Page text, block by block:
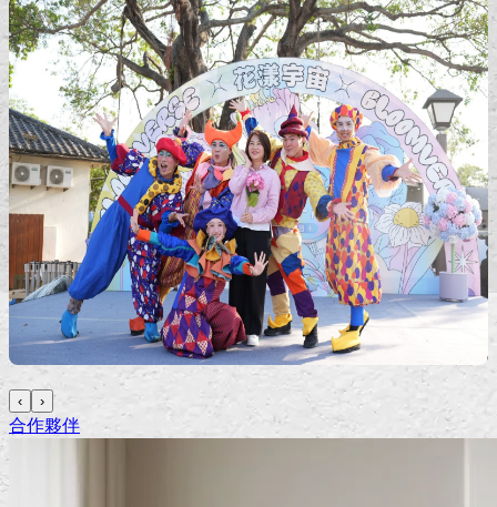
‹ ›
合作夥伴